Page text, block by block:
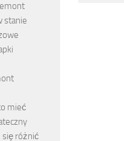
stanie
mieć
się różnić